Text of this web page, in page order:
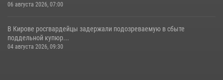
06 августа 2026, 07:00
В Кирове росгвардейцы задержали подозреваемую в сбыте
поддельной купюр...
04 августа 2026, 09:30